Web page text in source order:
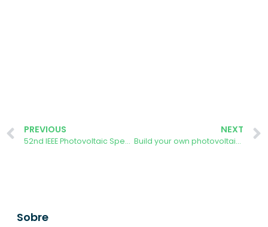
PREVIOUS
52nd IEEE Photovoltaic Specialists Conference
NEXT
Build your own photovoltaic module workshop – Madrid
Sobre